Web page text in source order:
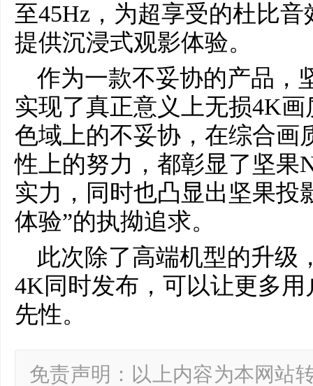
至45Hz，为超享受的杜比
提供沉浸式观影体验。
作为一款不妥协的产品，
实现了真正意义上无损4K
色域上的不妥协，在综合画
性上的努力，都彰显了坚果
实力，同时也凸显出坚果投
体验”的执拗追求。
此次除了高端机型的升级
4K同时发布，可以让更多
先性。
免责声明：以上内容为本网站